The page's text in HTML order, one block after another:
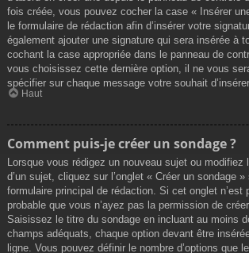
fois créée, vous pouvez cocher la case « Insérer
le formulaire de rédaction afin d’insérer votre
également ajouter une signature qui sera insérée à
cochant la case appropriée dans le panneau de
vous choisissez cette dernière option, il ne vous
spécifier sur chaque message votre souhait
Haut
Comment puis-je créer un sondage ?
Lorsque vous rédigez un nouveau sujet ou modifiez
d’un sujet, cliquez sur l’onglet « Créer un sondage
formulaire principal de rédaction. Si cet onglet n’est
probable que vous n’ayez pas la permission de
Saisissez le titre du sondage en incluant au moins
champs adéquats, chaque option devant être
ligne. Vous pouvez définir le nombre d’options que